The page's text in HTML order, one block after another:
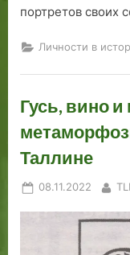
портретов своих
Личности в
Гусь, вино и
Таллине
Posted
08.11.2022 By